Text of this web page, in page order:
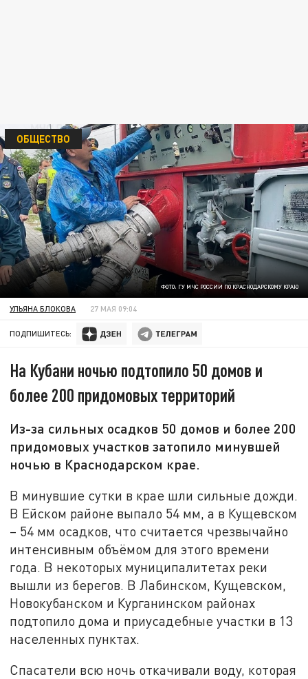
ФОТО: ГУ МЧС РОССИИ ПО КРАСНОДАРСКОМУ КРАЮ
ОБЩЕСТВО
УЛЬЯНА БЛОКОВА 27 МАЯ 09:04
ПОДПИШИТЕСЬ:
На Кубани ночью подтопило 50 домов и
более 200 придомовых территорий
Из-за сильных осадков 50 домов и более 200
придомовых участков затопило минувшей
ночью в Краснодарском крае.
В минувшие сутки в крае шли сильные дожди.
В Ейском районе выпало 54 мм, а в Кущевском
– 54 мм осадков, что считается чрезвычайно
интенсивным объёмом для этого времени
года. В некоторых муниципалитетах реки
вышли из берегов. В Лабинском, Кущевском,
Новокубанском и Курганинском районах
подтопило дома и приусадебные участки в 13
населенных пунктах.
Спасатели всю ночь откачивали воду, которая